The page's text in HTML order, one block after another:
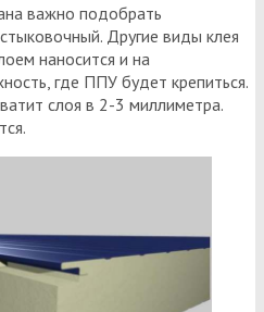
важно подобрать
Другие виды клея
наносится и на
где ППУ будет крепиться.
слоя в 2-3 миллиметра.